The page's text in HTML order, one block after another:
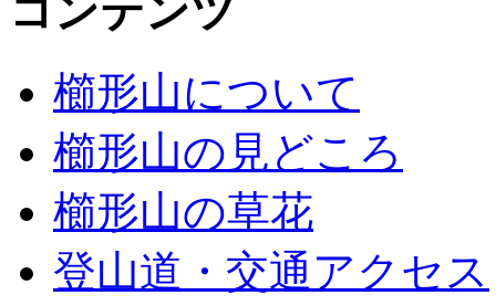
コンテンツ
櫛形山について
櫛形山の見どころ
櫛形山の草花
登山道・交通アクセス